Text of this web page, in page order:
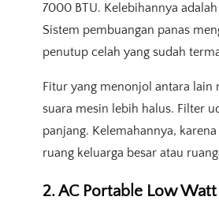
7000 BTU. Kelebihannya
Sistem pembuangan panas
penutup celah yang sudah
Fitur yang menonjol antara lain
suara mesin lebih halus. Filter
panjang. Kelemahannya,
ruang keluarga besar atau
2. AC Portable Low